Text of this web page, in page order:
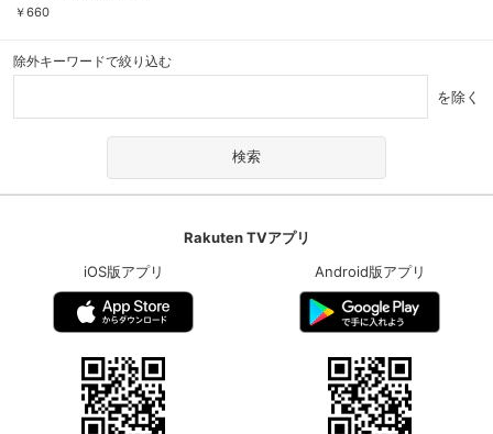
ターオーブ）
￥660
除外キーワードで絞り込む
を除く
Rakuten TVアプリ
iOS版アプリ
Android版アプリ